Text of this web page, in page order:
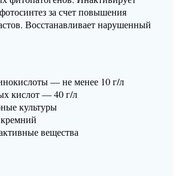
за счет повышения
Восстанавливает нарушенный
— не менее 10 г/л
кислот — 40 г/л
культуры
вещества